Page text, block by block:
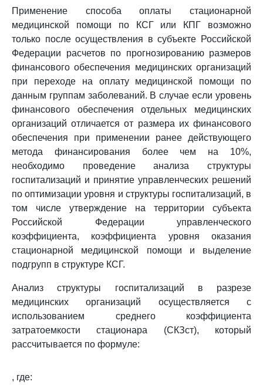
Применение способа оплаты стационарной
медицинской помощи по КСГ или КПГ возможно
только после осуществления в субъекте Российской
Федерации расчетов по прогнозированию размеров
финансового обеспечения медицинских организаций
при переходе на оплату медицинской помощи по
данным группам заболеваний. В случае если уровень
финансового обеспечения отдельных медицинских
организаций отличается от размера их финансового
обеспечения при применении ранее действующего
метода финансирования более чем на 10%,
необходимо проведение анализа структуры
госпитализаций и принятие управленческих решений
по оптимизации уровня и структуры госпитализаций, в
том числе утверждение на территории субъекта
Российской Федерации управленческого
коэффициента, коэффициента уровня оказания
стационарной медицинской помощи и выделение
подгрупп в структуре КСГ.
Анализ структуры госпитализаций в разрезе
медицинских организаций осуществляется с
использованием среднего коэффициента
затратоемкости стационара (СКЗст), который
рассчитывается по формуле:
, где: